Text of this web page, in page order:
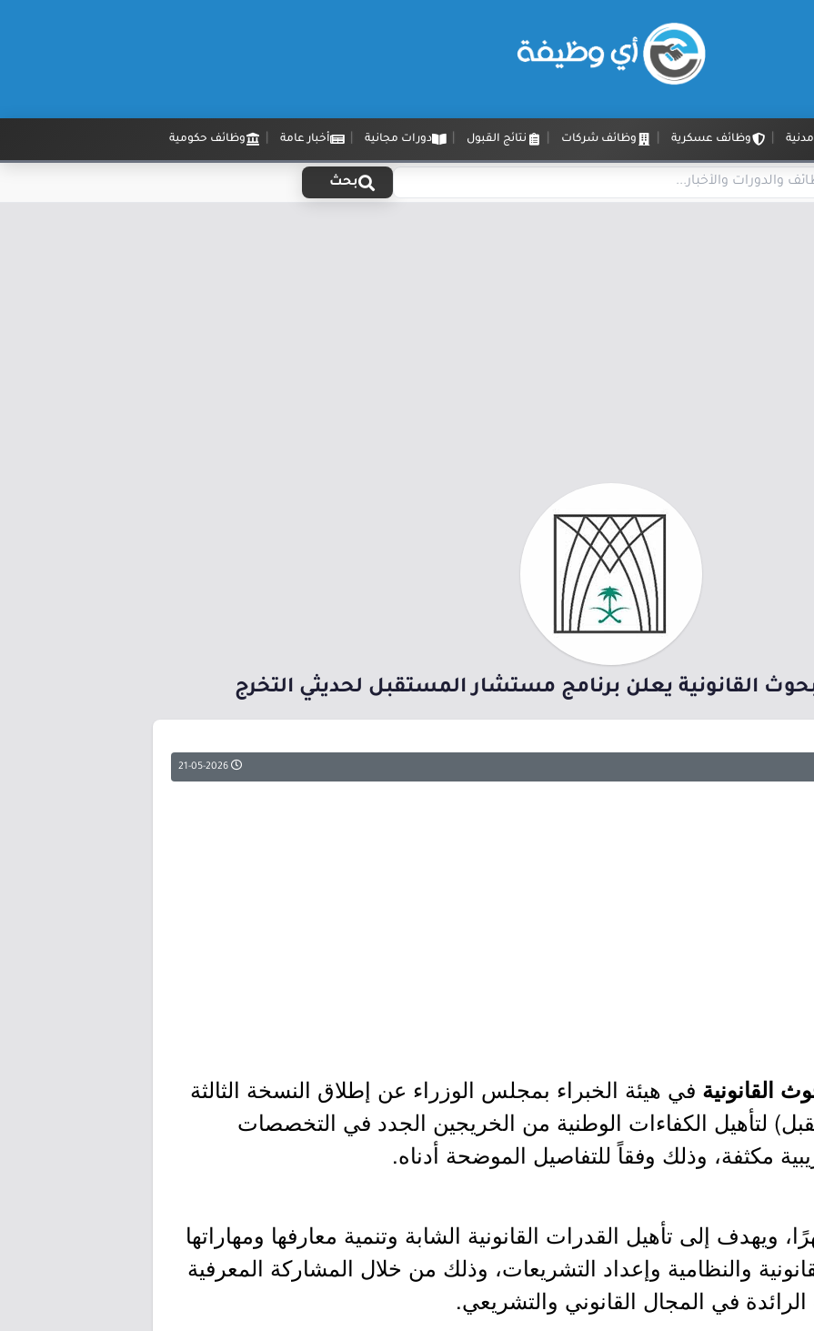
وظائف عسكرية وظائف شركات نتائج القبول دورات مجانية أخبار عامة وظائف حكومية
بحث
القانونية يعلن برنامج مستشار المستقبل لحديثي التخرج
القانونية في هيئة الخبراء بمجلس الوزراء عن إطلاق النسخة الثالثة
لتأهيل الكفاءات الوطنية من الخريجين الجدد في التخصصات
مكثفة، وذلك وفقاً للتفاصيل الموضحة أدناه.
البرنامج لمدة 12 شهرًا، ويهدف إلى تأهيل القدرات القانونية الشابة وتنمية معارفها ومهاراتها
والنظامية وإعداد التشريعات، وذلك من خلال المشاركة المعرفية
الرائدة في المجال القانوني والتشريعي.